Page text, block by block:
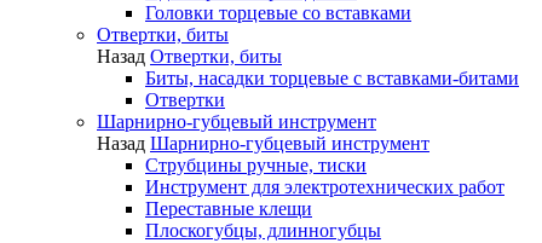
Головки торцевые со вставками
Отвертки, биты
Назад Отвертки, биты
Биты, насадки торцевые с вставками-битами
Отвертки
Шарнирно-губцевый инструмент
Назад Шарнирно-губцевый инструмент
Струбцины ручные, тиски
Инструмент для электротехнических работ
Переставные клещи
Плоскогубцы, длинногубцы